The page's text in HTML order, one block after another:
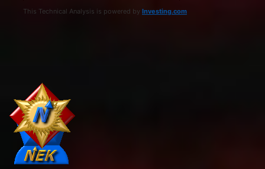
This Technical Analysis is powered by Investing.com